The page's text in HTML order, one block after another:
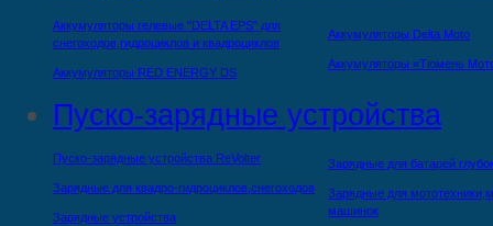
Аккумуляторы гелевые "DELTA EPS" для
снегоходов,гидроциклов и квадроциклов
Аккумуляторы RED ENERGY DS
Аккумуляторы Delta Moto
Аккумуляторы «Тюмень
Пуско-зарядные устройства
Пуско-зарядные устройства ReVolter
Зарядные для квадро-гидроциклов,снегоходов
Зарядные устройства
Зарядные для батарей
Зарядные для
машинок